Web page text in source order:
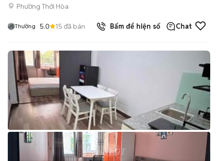
Phường Thới Hòa
Thường 5.0 15 đã bán Bấm để hiện số Chat